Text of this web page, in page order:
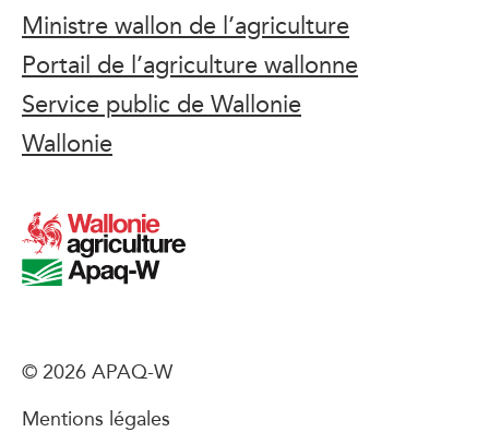
Ministre wallon de l’agriculture
Portail de l’agriculture wallonne
Service public de Wallonie
Wallonie
© 2026 APAQ-W
Mentions légales